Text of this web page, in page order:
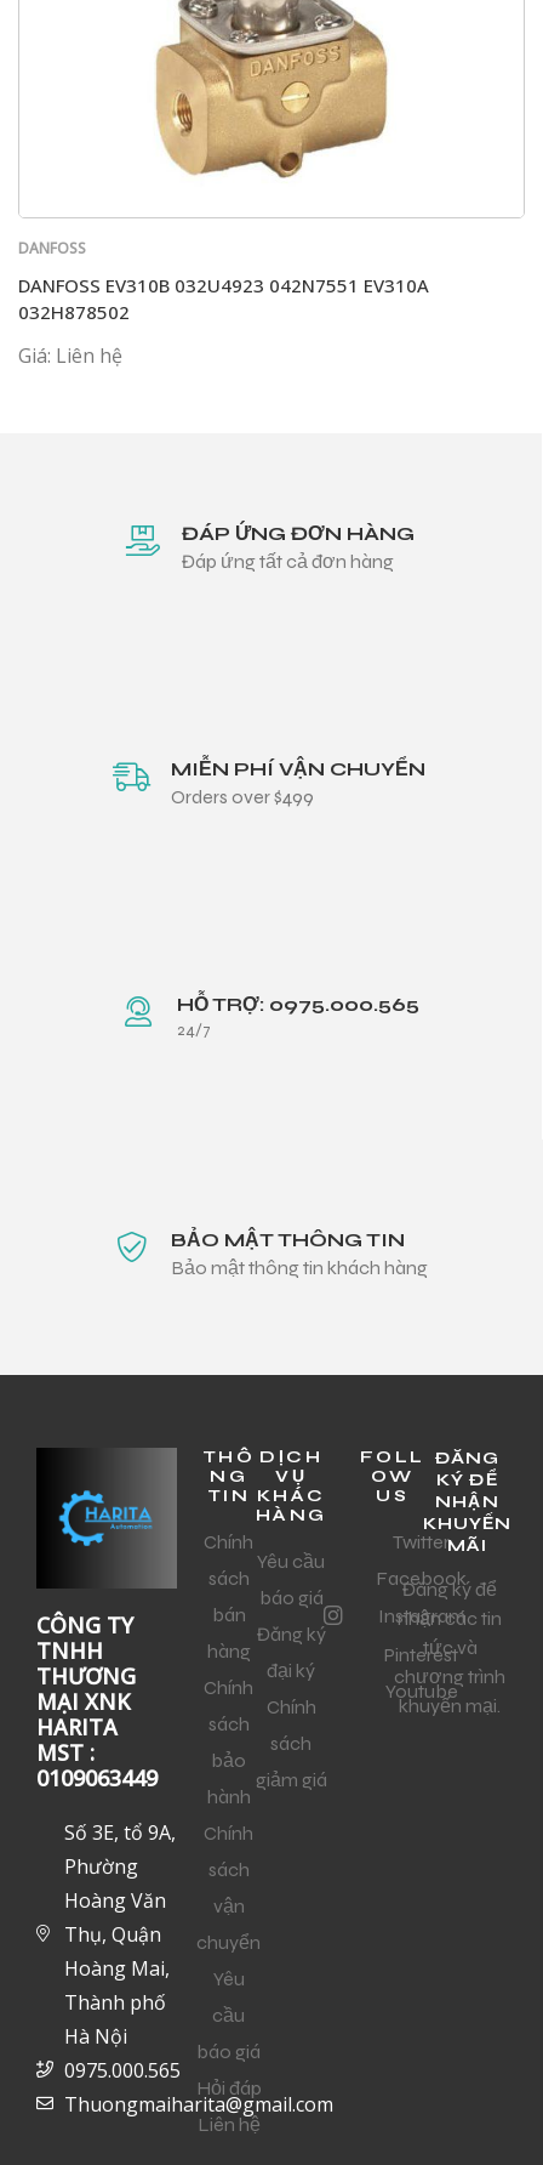
DANFOSS
DANFOSS EV310B 032U4923 042N7551 EV310A
032H878502
Giá: Liên hệ
ĐÁP ỨNG ĐƠN HÀNG
Đáp ứng tất cả đơn hàng
MIỄN PHÍ VẬN CHUYỂN
Orders over $499
HỖ TRỢ: 0975.000.565
24/7
BẢO MẬT THÔNG TIN
Bảo mật thông tin khách hàng
CÔNG TY
TNHH
THƯƠNG
MẠI XNK
HARITA
MST :
0109063449
Số 3E, tổ 9A,
Phường
Hoàng Văn
Thụ, Quận
Hoàng Mai,
Thành phố
Hà Nội
0975.000.565
Thuongmaiharita@gmail.com
THÔ
NG
TIN
Chính
sách
bán
hàng
Chính
sách
bảo
hành
Chính
sách
vận
chuyển
Yêu
cầu
báo giá
Hỏi đáp
Liên hệ
DỊCH
VỤ
KHÁC
HÀNG
Yêu cầu
báo giá
Đăng ký
đại ký
Chính
sách
giảm giá
FOLL
OW
US
Twitter
Facebook
Instagram
Pinterest
Youtube
ĐĂNG
KÝ ĐỂ
NHẬN
KHUYẾN
MÃI
Đăng ký để
nhận các tin
tức và
chương trình
khuyến mại.